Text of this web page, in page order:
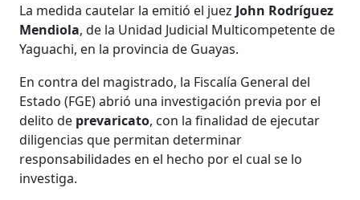
La medida cautelar la emitió el juez John Rodríguez
Mendiola, de la Unidad Judicial Multicompetente de
Yaguachi, en la provincia de Guayas.
En contra del magistrado, la Fiscalía General del
Estado (FGE) abrió una investigación previa por el
delito de prevaricato, con la finalidad de ejecutar
diligencias que permitan determinar
responsabilidades en el hecho por el cual se lo
investiga.